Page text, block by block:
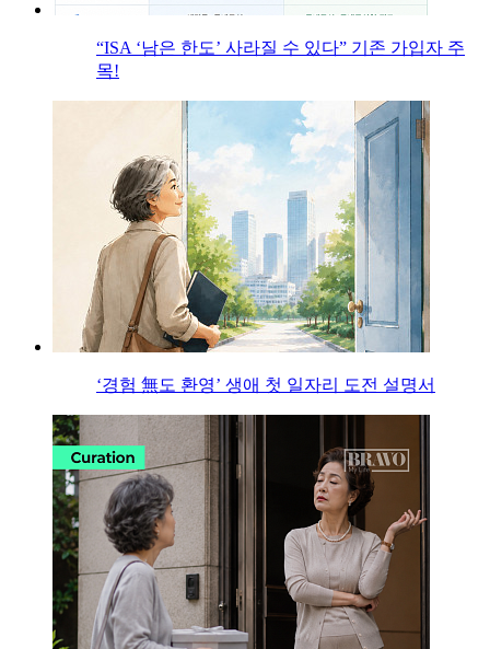
“ISA ‘남은 한도’ 사라질 수 있다” 기존 가입자 주
목!
‘경험 無도 환영’ 생애 첫 일자리 도전 설명서